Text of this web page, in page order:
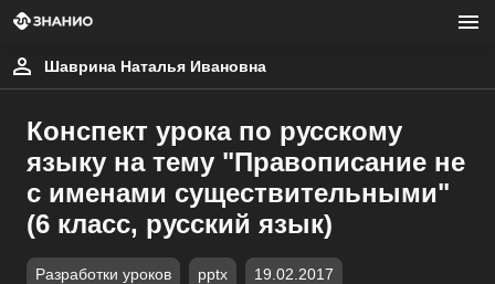
Шаврина Наталья Ивановна
Конспект урока по русскому
языку на тему "Правописание не
с именами существительными"
(6 класс, русский язык)
Разработки уроков pptx 19.02.2017